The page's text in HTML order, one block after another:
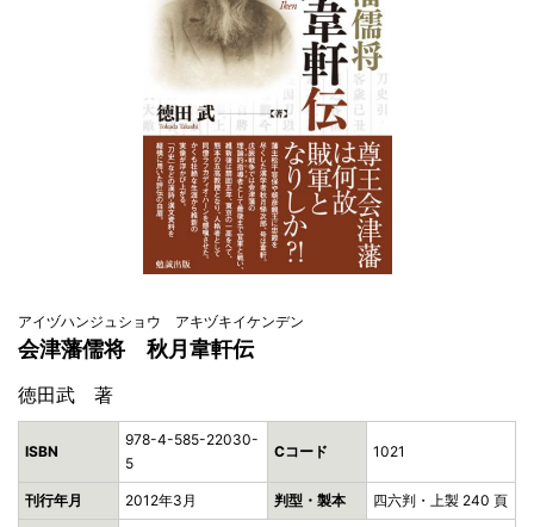
アイヅハンジュショウ アキヅキイケンデン
会津藩儒将 秋月韋軒伝
徳田武 著
ISBN
978-4-585-22030-
5
Cコード 1021
刊行年月 2012年3月 判型・製本 四六判・上製 240 頁